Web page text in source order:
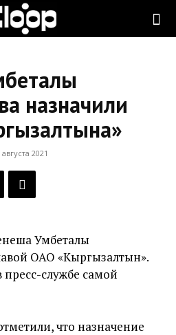
назначили
августа 2021
Умбеталы
ОАО «Кыргызалтын».
пресс-службе самой
что назначение